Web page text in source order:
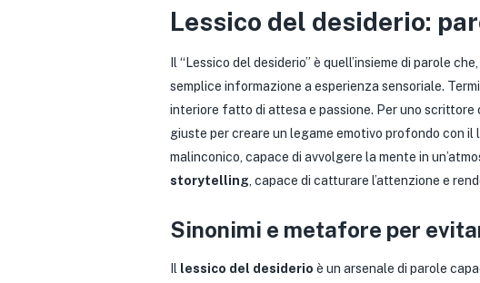
Lessico del desiderio:
Il “Lessico del desiderio” è quell’insieme di parole
semplice informazione a esperienza sensoriale.
interiore fatto di attesa e passione. Per uno
giuste per creare un legame emotivo profondo con
malinconico, capace di avvolgere la mente in
storytelling , capace di catturare l’attenzione e
Sinonimi e metafore per
Il lessico del desiderio è un arsenale di parole